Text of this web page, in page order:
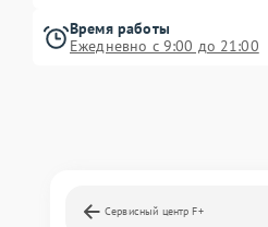
Время работы
Ежедневно с 9:00 до 21:00
Сервисный центр F+